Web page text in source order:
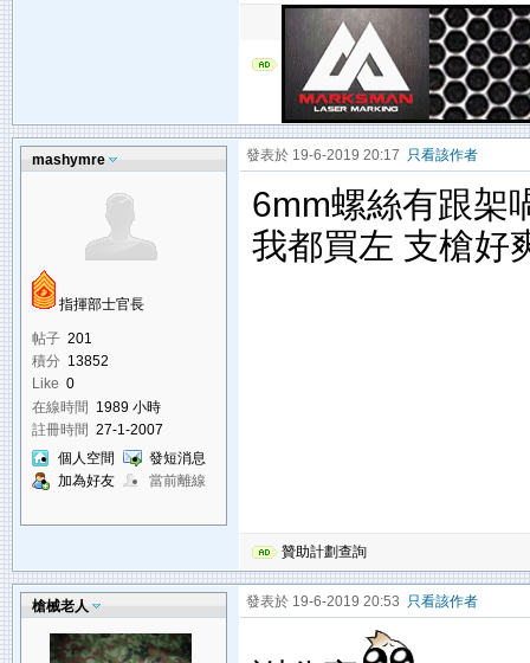
mashymre
指揮部士官長
帖子 201
積分 13852
Like 0
在線時間 1989 小時
註冊時間 27-1-2007
個人空間
發短消息
加為好友
當前離線
發表於 19-6-2019 20:17 只看該作者
6mm螺絲有跟架
我都買左 支槍好
贊助計劃查詢
槍械老人 發表於 19-6-2019 20:53 只看該作者